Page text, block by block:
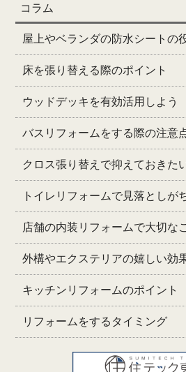
コラム
屋上やベランダの防水シートの
床を張り替える際のポイント
ウッドデッキを有効活用しよう
バスリフォームをする際の注意
クロス張り替えで抑えておきた
トイレリフォームで見落としが
店舗の内装リフォームで大切な
外構やエクステリアの嬉しい効
キッチンリフォームのポイント
リフォームをするタイミング